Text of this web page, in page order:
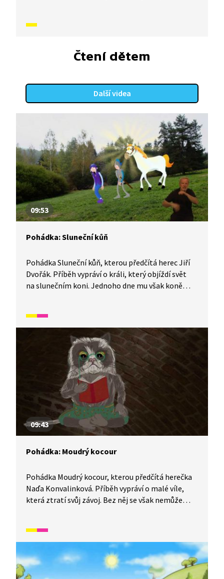
přesvědčit. Příběh je simultánně tlumočen
Čtení dětem
Další videa
09:53
Pohádka: Sluneční kůň
Pohádka Sluneční kůň, kterou předčítá herec Jiří
Dvořák. Příběh vypráví o králi, který objíždí svět
na slunečním koni. Jednoho dne mu však koně
kouzelného koně zachránit.
09:43
Pohádka: Moudrý kocour
Pohádka Moudrý kocour, kterou předčítá herečka
Naďa Konvalinková. Příběh vypráví o malé víle,
která ztratí svůj závoj. Bez něj se však nemůže